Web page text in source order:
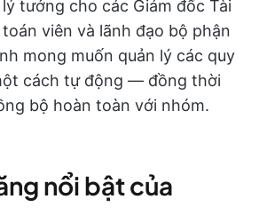
tưởng cho các Giám đốc Tài
viên và lãnh đạo bộ phận
mong muốn quản lý các quy
cách tự động — đồng thời
bộ hoàn toàn với nhóm.
nổi bật của